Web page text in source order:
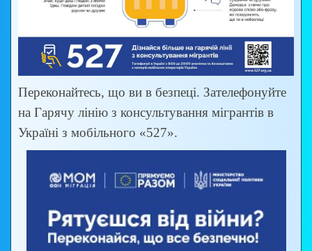
Переконайтесь, що ви в безпеці. Зателефонуйте
на Гарячу лінію з консультування мігрантів в
Україні з мобільного «527».